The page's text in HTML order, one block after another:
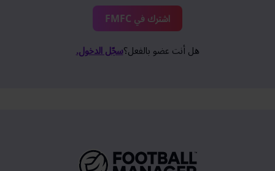
اشترك في FMFC
هل أنت عضو بالفعل؟سجّل الدخول.